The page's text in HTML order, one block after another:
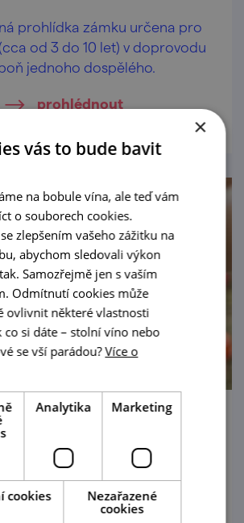
prohlídka zámku určena pro
od 3 do 10 let) v doprovodu
jednoho dospělého.
prohlédnout
zámkem jako v pohádce
13. 8. '26
prohlídka zámku určena pro
od 3 do 10 let) v doprovodu
×
vás to bude bavit
na bobule vína, ale teď vám
o souborech cookies.
zlepšením vašeho zážitku na
abychom sledovali výkon
Samozřejmě jen s vaším
Odmítnutí cookies může
ovlivnit některé vlastnosti
co si dáte – stolní víno nebo
se vší parádou?Více o
Analytika Marketing
cookies
Nezařazené
cookies